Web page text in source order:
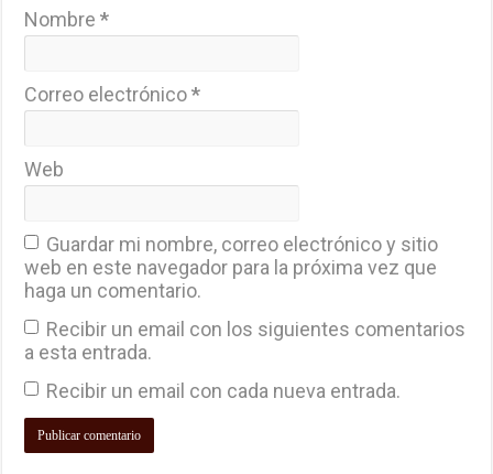
Nombre*
Correo electrónico*
Web
Guardar mi nombre, correo electrónico y sitio
web en este navegador para la próxima vez que
haga un comentario.
Recibir un email con los siguientes comentarios
a esta entrada.
Recibir un email con cada nueva entrada.